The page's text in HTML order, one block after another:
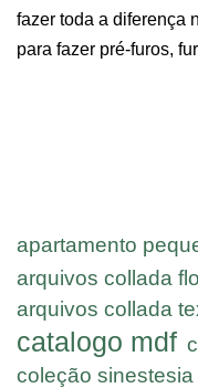
fazer toda a diferença
para fazer pré-furos,
apartamento
arquivos collada
arquivos collada
catalogo mdf
coleção sinestesia